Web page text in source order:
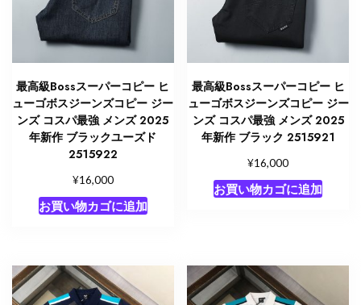
最高級Bossスーパーコピー ヒ
ューゴボスジーンズコピー ジー
ンズ コスパ最強 メンズ 2025
年新作 ブラックユーズド
2515922
¥16,000
お買い物カゴに追加
最高級Bossスーパーコピー ヒ
ューゴボスジーンズコピー ジー
ンズ コスパ最強 メンズ 2025
年新作 ブラック 2515921
¥16,000
お買い物カゴに追加